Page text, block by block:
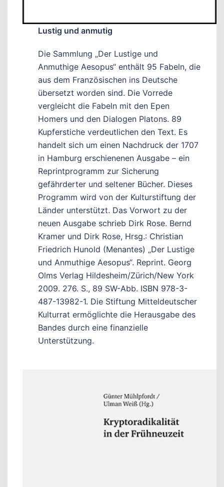
Lustig und anmutig
Die Sammlung „Der Lustige und
Anmuthige Aesopus“ enthält 95 Fabeln, die
aus dem Französischen ins Deutsche
übersetzt worden sind. Die Vorrede
vergleicht die Fabeln mit den Epen
Homers und den Dialogen Platons. 89
Kupferstiche verdeutlichen den Text. Es
handelt sich um einen Nachdruck der 1707
in Hamburg erschienenen Ausgabe – ein
Reprintprogramm zur Sicherung
gefährderter und seltener Bücher. Dieses
Programm wird von der Kulturstiftung der
Länder unterstützt. Das Vorwort zu der
neuen Ausgabe schrieb Dirk Rose. Bernd
Kramer und Dirk Rose, Hrsg.: Christian
Friedrich Hunold (Menantes) „Der Lustige
und Anmuthige Aesopus“. Reprint. Georg
Olms Verlag Hildesheim/Zürich/New York
2009. 276. S., 89 SW-Abb. ISBN 978-3-
487-13982-1. Die Stiftung Mitteldeutscher
Kulturrat ermöglichte die Herausgabe des
Bandes durch eine finanzielle
Unterstützung.